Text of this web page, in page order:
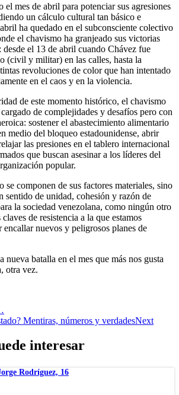
el mes de abril para potenciar sus agresiones
un cálculo cultural tan básico e
ha quedado en el subconsciente colectivo
el chavismo ha granjeado sus victorias
el 13 de abril cuando Chávez fue
(civil y militar) en las calles, hasta la
revoluciones de color que han intentado
en el caos y en la violencia.
de este momento histórico, el chavismo
de complejidades y desafíos pero con
sostener el abastecimiento alimentario
medio del bloqueo estadounidense, abrir
las presiones en el tablero internacional
que buscan asesinar a los líderes del
popular.
se componen de sus factores materiales, sino
sentido de unidad, cohesión y razón de
la sociedad venezolana, como ningún otro
de resistencia a la que estamos
encallar nuevos y peligrosos planes de
nueva batalla en el mes que más nos gusta
otra vez.
Mentiras, números y verdadesNext
interesar
Rodríguez, 16